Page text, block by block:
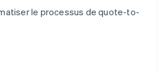
le processus de quote-to-